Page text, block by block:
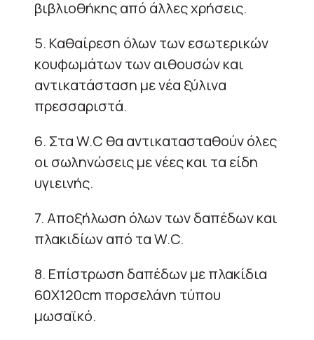
βιβλιοθήκης από άλλες χρήσεις.
5. Καθαίρεση όλων των εσωτερικών
κουφωμάτων των αιθουσών και
αντικατάσταση με νέα ξύλινα
πρεσσαριστά.
6. Στα W.C θα αντικατασταθούν όλες
οι σωληνώσεις με νέες και τα είδη
υγιεινής.
7. Αποξήλωση όλων των δαπέδων και
πλακιδίων από τα W.C.
8. Επίστρωση δαπέδων με πλακίδια
60Χ120cm πορσελάνη τύπου
μωσαϊκό.